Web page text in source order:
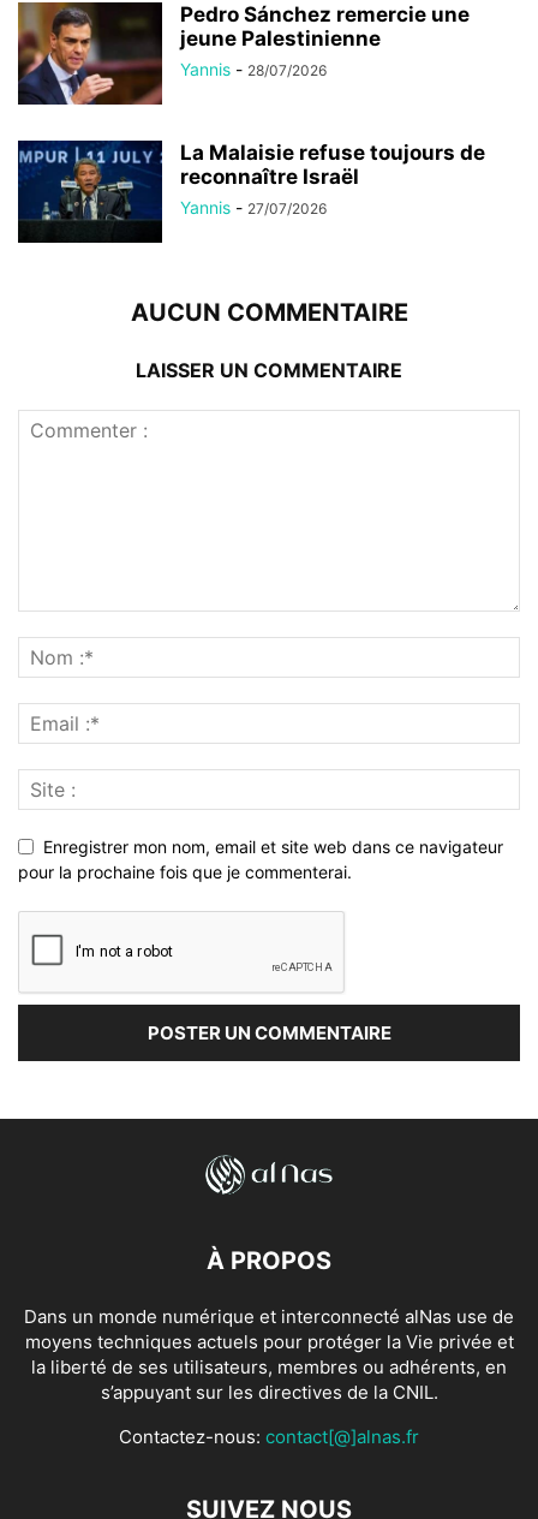
Pedro Sánchez remercie une
jeune Palestinienne
Yannis - 28/07/2026
La Malaisie refuse toujours de
reconnaître Israël
Yannis - 27/07/2026
AUCUN COMMENTAIRE
LAISSER UN COMMENTAIRE
Enregistrer mon nom, email et site web dans ce navigateur
pour la prochaine fois que je commenterai.
À PROPOS
Dans un monde numérique et interconnecté alNas use de
moyens techniques actuels pour protéger la Vie privée et
la liberté de ses utilisateurs, membres ou adhérents, en
s’appuyant sur les directives de la CNIL.
Contactez-nous: contact[@]alnas.fr
SUIVEZ NOUS